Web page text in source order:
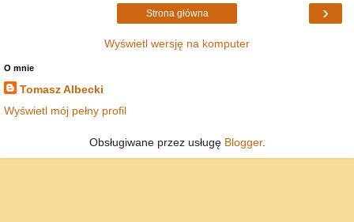
›
Strona główna
Wyświetl wersję na komputer
O mnie
Tomasz Albecki
Wyświetl mój pełny profil
Obsługiwane przez usługę Blogger.